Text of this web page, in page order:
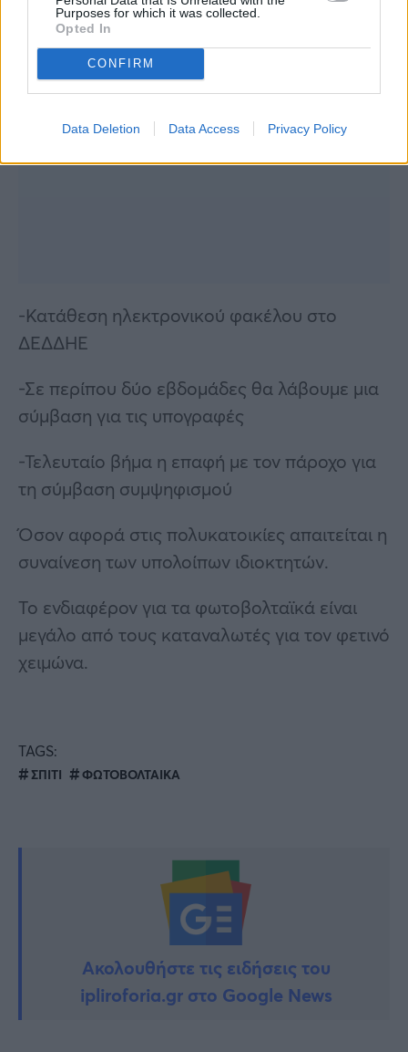
Purposes for which it was collected.
Opted In
CONFIRM
Data Deletion Data Access Privacy Policy
-Κατάθεση ηλεκτρονικού φακέλου στο
ΔΕΔΔΗΕ
-Σε περίπου δύο εβδομάδες θα λάβουμε μια
σύμβαση για τις υπογραφές
-Τελευταίο βήμα η επαφή με τον πάροχο για
τη σύμβαση συμψηφισμού
Όσον αφορά στις πολυκατοικίες απαιτείται η
συναίνεση των υπολοίπων ιδιοκτητών.
Το ενδιαφέρον για τα φωτοβολταϊκά είναι
μεγάλο από τους καταναλωτές για τον φετινό
χειμώνα.
TAGS:
ΣΠΙΤΙ ΦΩΤΟΒΟΛΤΑΙΚΑ
Ακολουθήστε τις ειδήσεις του
ipliroforia.gr στο Google News